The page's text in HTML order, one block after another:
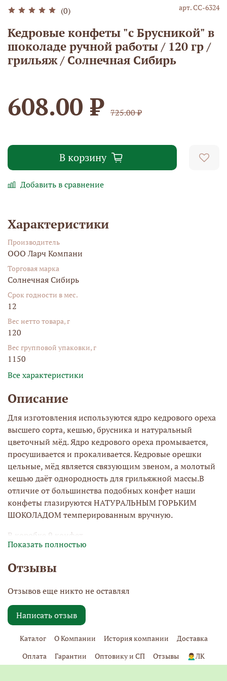
(0) арт.СС-6324
Кедровые конфеты "с Брусникой" в
шоколаде ручной работы / 120 гр /
грильяж / Солнечная Сибирь
608.00 ₽ 725.00 ₽
В корзину
Добавить в сравнение
Характеристики
Производитель
ООО Ларч Компани
Торговая марка
Солнечная Сибирь
Срок годности в мес.
12
Вес нетто товара, г
120
Вес групповой упаковки, г
1150
Все характеристики
Описание
Для изготовления используются ядро кедрового ореха
высшего сорта, кешью, брусника и натуральный
цветочный мёд. Ядро кедрового ореха промывается,
просушивается и прокаливается. Кедровые орешки
цельные, мёд является связующим звеном, а молотый
кешью даёт однородность для грильяжной массы.В
отличие от большинства подобных конфет наши
конфеты глазируются НАТУРАЛЬНЫМ ГОРЬКИМ
ШОКОЛАДОМ темперированным вручную.
В коробке 9 конфет
Показать полностью
Отзывы
Отзывов еще никто не оставлял
Написать отзыв
Каталог О Компании История компании
Доставка
Оплата
Гарантии Оптовику и СП Отзывы 🙍‍♂️ЛК